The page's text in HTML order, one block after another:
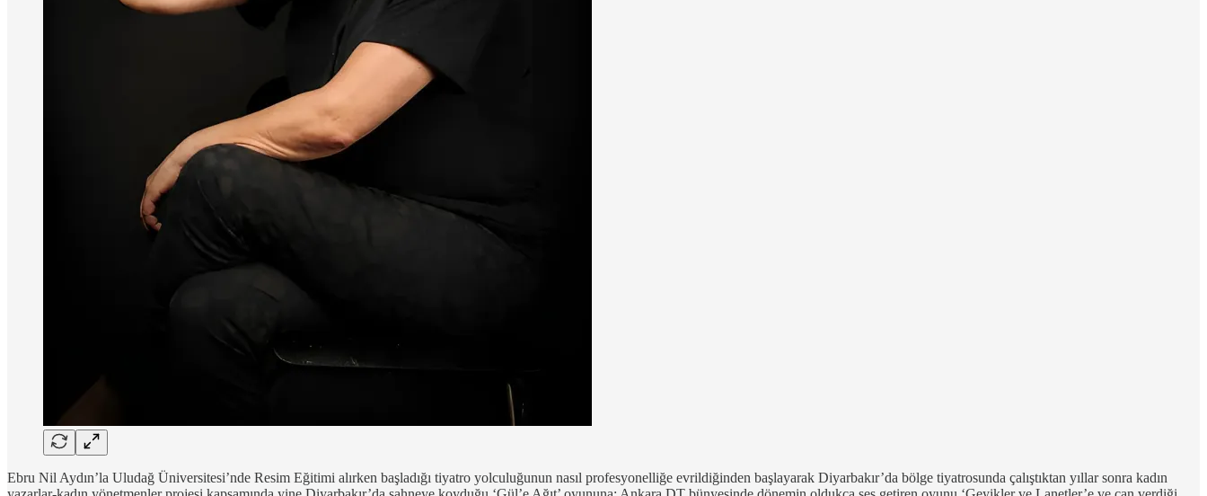
Ebru Nil Aydın’la Uludağ Üniversitesi’nde Resim Eğitimi alırken başladığı tiyatro yolculuğunun nasıl profesyonelliğe evrildiğinden başlayarak Diyarbakır’da bölge tiyatrosunda çalıştıktan yıllar sonra kadın